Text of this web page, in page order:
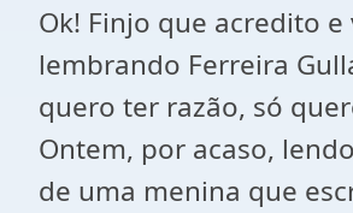
Ok! Finjo que acredito e
lembrando Ferreira
quero ter razão, só
Ontem, por acaso,
de uma menina que